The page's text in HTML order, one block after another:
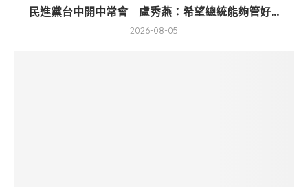
民進黨台中開中常會 盧秀燕：希望總統能夠管好...
2026-08-05